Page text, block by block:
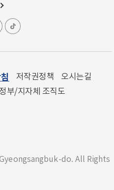
저작권정책
오시는길
부/지자체 조직도
do. All Rights